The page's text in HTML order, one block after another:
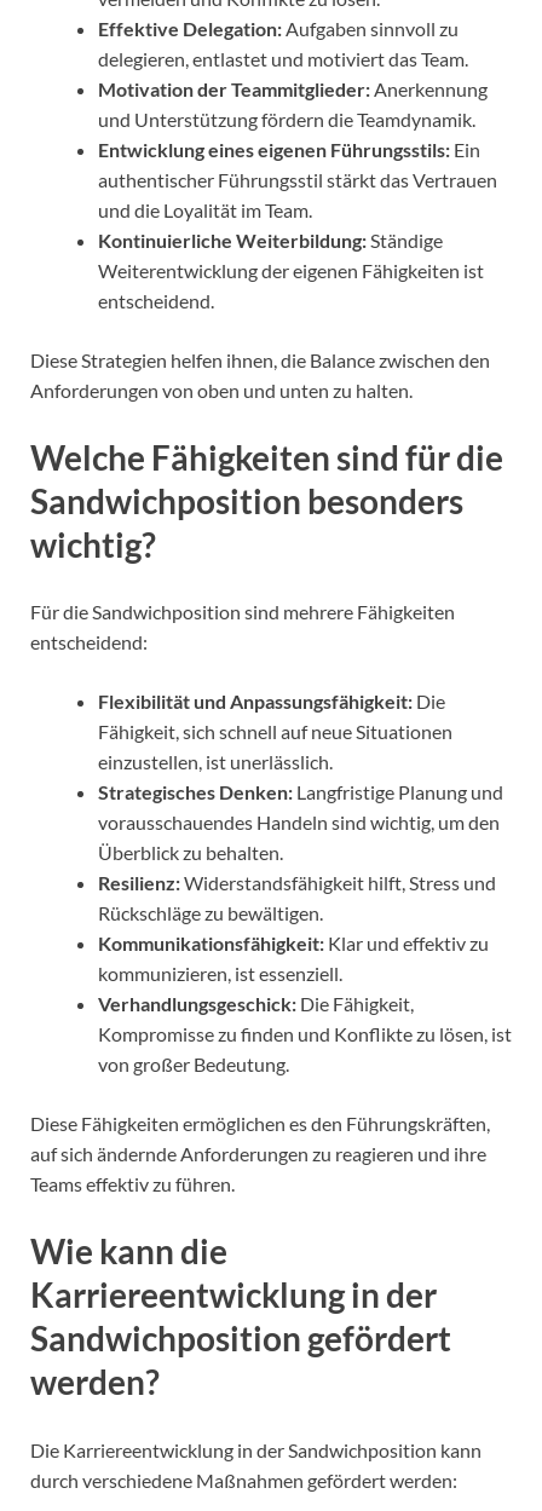
Effektive Delegation:Aufgaben sinnvoll zu
delegieren, entlastet und motiviert das Team.
Motivation der Teammitglieder:Anerkennung
und Unterstützung fördern die Teamdynamik.
Entwicklung eines eigenen Führungsstils: Ein
authentischer Führungsstil stärkt das Vertrauen
und die Loyalität im Team.
Kontinuierliche Weiterbildung:Ständige
Weiterentwicklung der eigenen Fähigkeiten ist
entscheidend.
Diese Strategien helfen ihnen, die Balance zwischen den
Anforderungen von oben und unten zu halten.
Welche Fähigkeiten sind für die
Sandwichposition besonders
wichtig?
Für die Sandwichposition sind mehrere Fähigkeiten
entscheidend:
Flexibilität und Anpassungsfähigkeit: Die
Fähigkeit, sich schnell auf neue Situationen
einzustellen, ist unerlässlich.
Strategisches Denken: Langfristige Planung und
vorausschauendes Handeln sind wichtig, um den
Überblick zu behalten.
Resilienz:Widerstandsfähigkeit hilft, Stress und
Rückschläge zu bewältigen.
Kommunikationsfähigkeit: Klar und effektiv zu
kommunizieren, ist essenziell.
Verhandlungsgeschick: Die Fähigkeit,
Kompromisse zu finden und Konflikte zu lösen, ist
von großer Bedeutung.
Diese Fähigkeiten ermöglichen es den Führungskräften,
auf sich ändernde Anforderungen zu reagieren und ihre
Teams effektiv zu führen.
Wie kann die
Karriereentwicklung in der
Sandwichposition gefördert
werden?
Die Karriereentwicklung in der Sandwichposition kann
durch verschiedene Maßnahmen gefördert werden: